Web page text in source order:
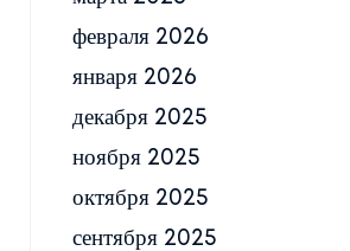
февраля 2026
января 2026
декабря 2025
ноября 2025
октября 2025
сентября 2025